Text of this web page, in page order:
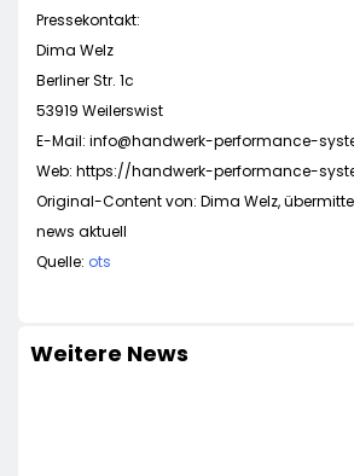
Pressekontakt:
Dima Welz
Berliner Str. 1c
53919 Weilerswist
E-Mail: info@handwerk-performance-
Web: https://handwerk-performance-
Original-Content von: Dima Welz,
news aktuell
Quelle: ots
Weitere News